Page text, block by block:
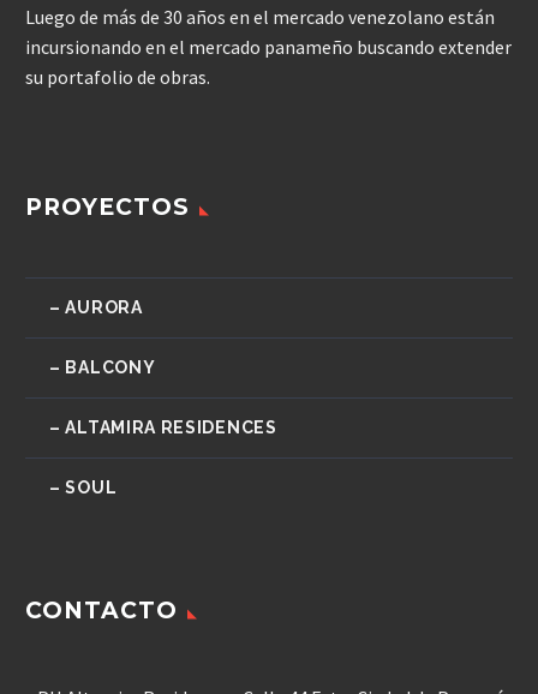
Luego de más de 30 años en el mercado venezolano están
incursionando en el mercado panameño buscando extender
su portafolio de obras.
PROYECTOS
– AURORA
– BALCONY
– ALTAMIRA RESIDENCES
– SOUL
CONTACTO